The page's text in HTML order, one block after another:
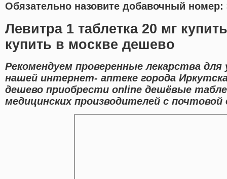
Обязательно назовите добавочный номер:
Левитра 1 таблетка 20 мг
купить в москве дешево
Рекомендуем проверенные лекарства для
нашей интернет- аптеке города
дешево приобрести online дешёвые
медицинских производителей с